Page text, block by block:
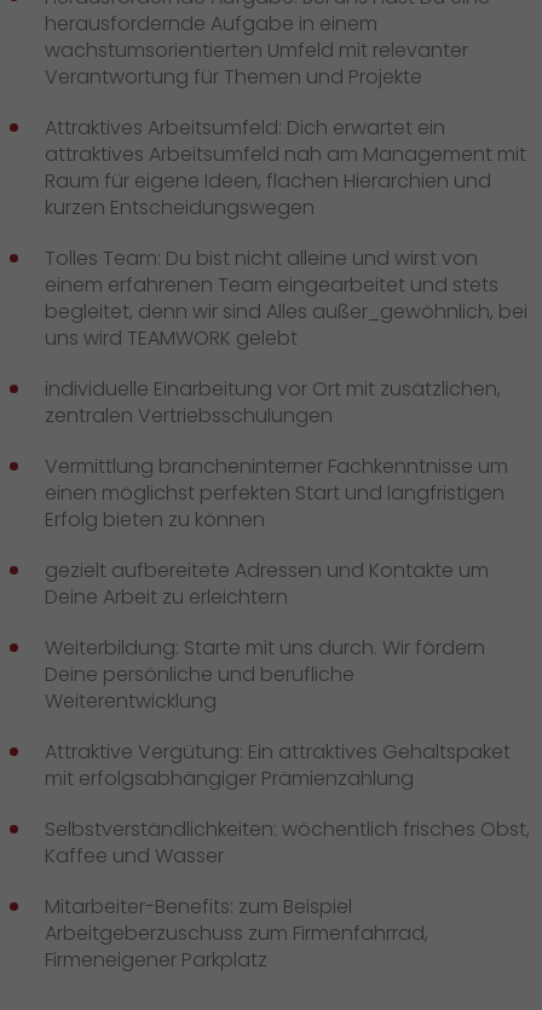
herausfordernde Aufgabe in einem
wachstumsorientierten Umfeld mit relevanter
Verantwortung für Themen und Projekte
Attraktives Arbeitsumfeld: Dich erwartet ein
attraktives Arbeitsumfeld nah am Management mit
Raum für eigene Ideen, flachen Hierarchien und
kurzen Entscheidungswegen
Tolles Team: Du bist nicht alleine und wirst von
einem erfahrenen Team eingearbeitet und stets
begleitet, denn wir sind Alles außer_gewöhnlich, bei
uns wird TEAMWORK gelebt
individuelle Einarbeitung vor Ort mit zusätzlichen,
zentralen Vertriebsschulungen
Vermittlung brancheninterner Fachkenntnisse um
einen möglichst perfekten Start und langfristigen
Erfolg bieten zu können
gezielt aufbereitete Adressen und Kontakte um
Deine Arbeit zu erleichtern
Weiterbildung: Starte mit uns durch. Wir fördern
Deine persönliche und berufliche
Weiterentwicklung
Attraktive Vergütung: Ein attraktives Gehaltspaket
mit erfolgsabhängiger Prämienzahlung
Selbstverständlichkeiten: wöchentlich frisches Obst,
Kaffee und Wasser
Mitarbeiter-Benefits: zum Beispiel
Arbeitgeberzuschuss zum Firmenfahrrad,
Firmeneigener Parkplatz